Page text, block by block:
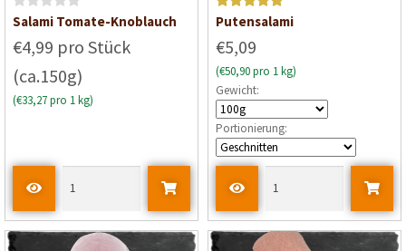
B
w
e
r
t
0
v
Salami Tomate-Knoblauch
€4,99 pro Stück
(ca.150g)
(€33,27 pro 1 kg)
Bewertet mit
Putensalami
€5,09
(€50,90 pro 1 kg)
Gewicht:
Portionierung: